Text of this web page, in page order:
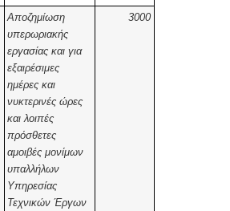
Αποζημίωση
υπερωριακής
εργασίας και για
εξαιρέσιμες
ημέρες και
νυκτερινές ώρες
και λοιπές
πρόσθετες
αμοιβές μονίμων
υπαλλήλων
Υπηρεσίας
Τεχνικών Έργων
3000